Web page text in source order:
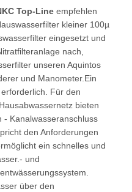
Top-Line empfehlen
kleiner 100µ
eingesetzt und
nach,
unseren Aquintos
und Manometer. Ein
Für den
bieten
- Kanalwasseranschluss
den Anforderungen
ein schnelles und
und
über den